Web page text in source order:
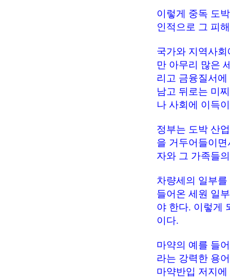
이렇게 중독 도
인적으로 그 피
국가와 지역사
만 아무리 많은
리고 금융질서
남고 뒤로는 미
나 사회에 이득
정부는 도박 산
을 거두어들이
자와 그 가족들
차량세의 일부
들어온 세원 일
야 한다. 이렇게
이다.
마약의 예를 들
라는 강력한 용
마약반입 저지